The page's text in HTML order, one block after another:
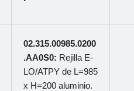
02.315.00985.0200
.AA0S0: Rejilla E-
LO/ATPY de L=985
x H=200 aluminio.